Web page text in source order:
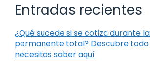
Entradas recientes
¿Qué sucede si se cotiza durante
permanente total? Descubre todo
necesitas saber aquí